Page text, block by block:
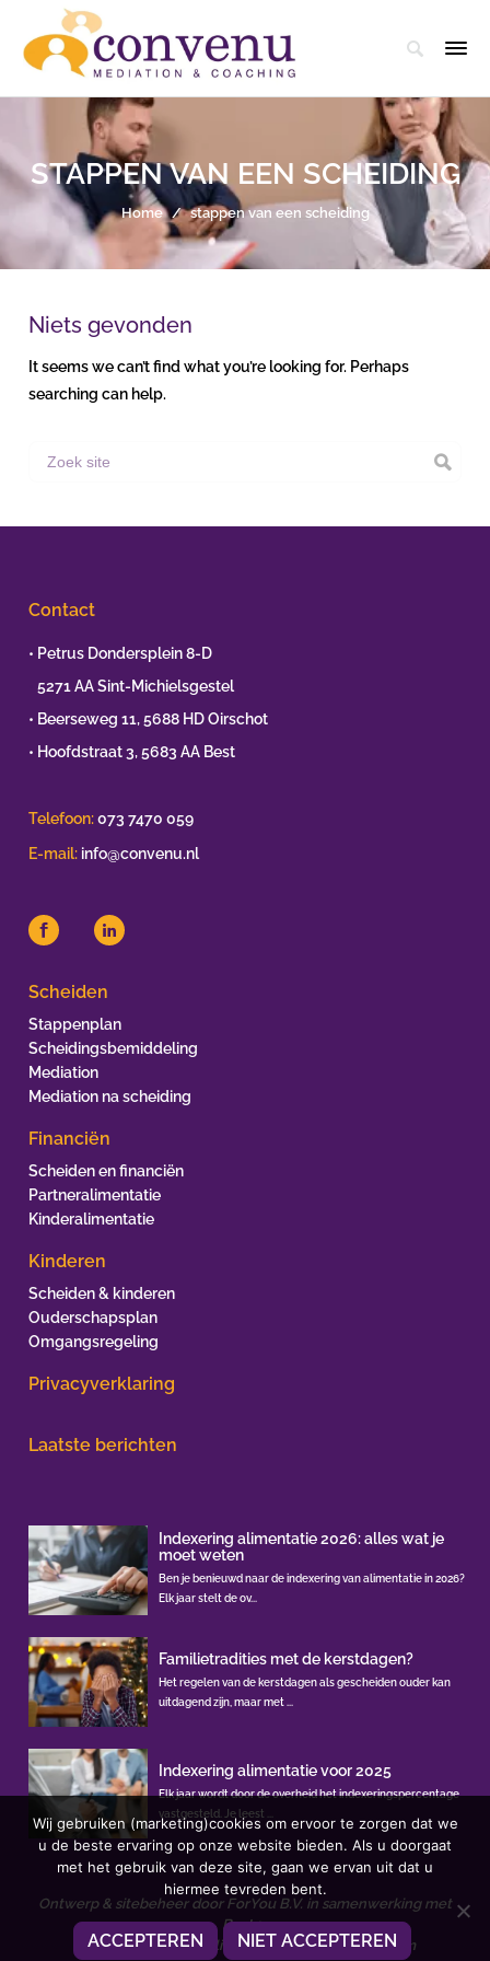
STAPPEN VAN EEN SCHEIDING
Home / stappen van een scheiding
Niets gevonden
It seems we can’t find what you’re looking for. Perhaps
searching can help.
Contact
• Petrus Dondersplein 8-D
5271 AA Sint-Michielsgestel
• Beerseweg 11, 5688 HD Oirschot
• Hoofdstraat 3, 5683 AA Best
Telefoon:073 7470 059
E-mail: info@convenu.nl
Scheiden
Stappenplan
Scheidingsbemiddeling
Mediation
Mediation na scheiding
Financiën
Scheiden en financiën
Partneralimentatie
Kinderalimentatie
Kinderen
Scheiden & kinderen
Ouderschapsplan
Omgangsregeling
Privacyverklaring
Laatste berichten
Indexering alimentatie 2026: alles wat je
moet weten
Ben je benieuwd naar de indexering van alimentatie in 2026?
Elk jaar stelt de ov...
Familietradities met de kerstdagen?
Het regelen van de kerstdagen als gescheiden ouder kan
uitdagend zijn, maar met ...
Indexering alimentatie voor 2025
Elk jaar wordt door de overheid het indexeringspercentage
vastgesteld. Je leest ...
Ontwerp & sitebeheer door ForYou B.V. in samenwerking met
Best4u
Afbeeldingen onder licentie van Shutterstock.com
Wij gebruiken (marketing)cookies om ervoor te zorgen dat we
u de beste ervaring op onze website bieden. Als u doorgaat
met het gebruik van deze site, gaan we ervan uit dat u
hiermee tevreden bent.
ACCEPTEREN NIET ACCEPTEREN